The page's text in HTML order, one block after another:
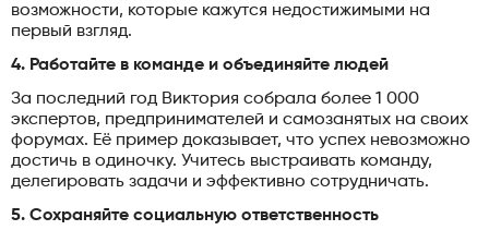
возможности, которые кажутся недостижимыми на
первый взгляд.
4. Работайте в команде и объединяйте людей
За последний год Виктория собрала более 1 000
экспертов, предпринимателей и самозанятых на своих
форумах. Её пример доказывает, что успех невозможно
достичь в одиночку. Учитесь выстраивать команду,
делегировать задачи и эффективно сотрудничать.
5. Сохраняйте социальную ответственность